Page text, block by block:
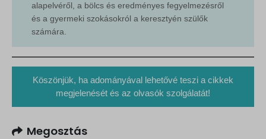
alapelvéről, a bölcs és eredményes fegyelmezésről
és a gyermeki szokásokról a keresztyén szülők
számára.
Köszönjük, ha adományával lehetővé teszi a cikkek
megjelenését és az olvasók szolgálatát!
Megosztás